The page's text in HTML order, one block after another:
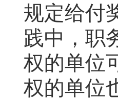
规定给付
践中，职
权的单位
权的单位